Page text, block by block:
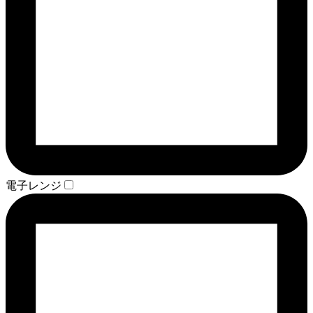
電子レンジ